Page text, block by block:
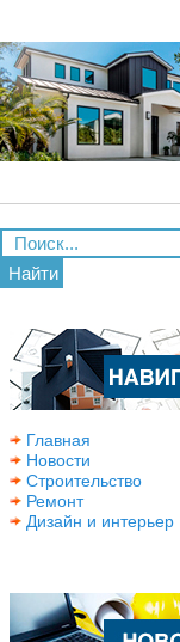
Найти
Главная
Новости
Строительство
Ремонт
Дизайн и интерьер